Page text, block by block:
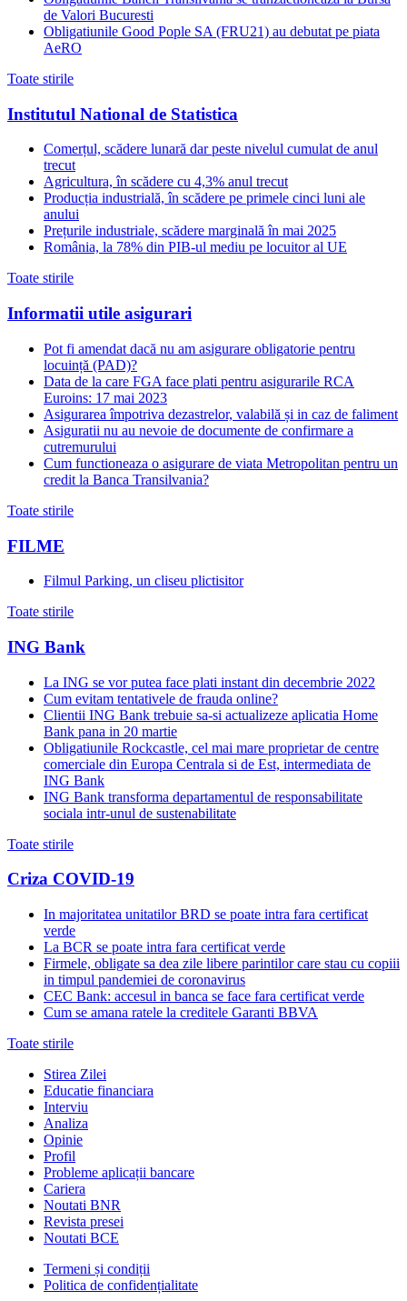
de Valori Bucuresti
Obligatiunile Good Pople SA (FRU21) au debutat pe piata
AeRO
Toate stirile
Institutul National de Statistica
Comerțul, scădere lunară dar peste nivelul cumulat de anul
trecut
Agricultura, în scădere cu 4,3% anul trecut
Producția industrială, în scădere pe primele cinci luni ale
anului
Prețurile industriale, scădere marginală în mai 2025
România, la 78% din PIB-ul mediu pe locuitor al UE
Toate stirile
Informatii utile asigurari
Pot fi amendat dacă nu am asigurare obligatorie pentru
locuință (PAD)?
Data de la care FGA face plati pentru asigurarile RCA
Euroins: 17 mai 2023
Asigurarea împotriva dezastrelor, valabilă și in caz de faliment
Asiguratii nu au nevoie de documente de confirmare a
cutremurului
Cum functioneaza o asigurare de viata Metropolitan pentru un
credit la Banca Transilvania?
Toate stirile
FILME
Filmul Parking, un cliseu plictisitor
Toate stirile
ING Bank
La ING se vor putea face plati instant din decembrie 2022
Cum evitam tentativele de frauda online?
Clientii ING Bank trebuie sa-si actualizeze aplicatia Home
Bank pana in 20 martie
Obligatiunile Rockcastle, cel mai mare proprietar de centre
comerciale din Europa Centrala si de Est, intermediata de
ING Bank
ING Bank transforma departamentul de responsabilitate
sociala intr-unul de sustenabilitate
Toate stirile
Criza COVID-19
In majoritatea unitatilor BRD se poate intra fara certificat
verde
La BCR se poate intra fara certificat verde
Firmele, obligate sa dea zile libere parintilor care stau cu copiii
in timpul pandemiei de coronavirus
CEC Bank: accesul in banca se face fara certificat verde
Cum se amana ratele la creditele Garanti BBVA
Toate stirile
Stirea Zilei
Educatie financiara
Interviu
Analiza
Opinie
Profil
Probleme aplicații bancare
Cariera
Noutati BNR
Revista presei
Noutati BCE
Termeni și condiții
Politica de confidențialitate